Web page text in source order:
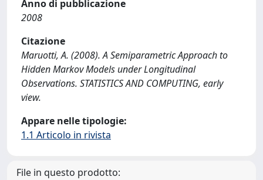
Anno di pubblicazione
2008
Citazione
Maruotti, A. (2008). A Semiparametric Approach to
Hidden Markov Models under Longitudinal
Observations. STATISTICS AND COMPUTING, early
view.
Appare nelle tipologie:
1.1 Articolo in rivista
File in questo prodotto: